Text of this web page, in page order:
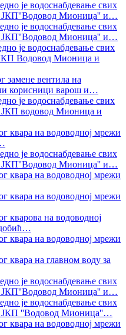
је водоснабдевање свих
ЈКП''Водовод Мионица'' и…
је водоснабдевање свих
ЈКП''Водовод Мионица'' и…
је водоснабдевање свих
Водовод Мионица и
замене вентила на
корисници варош и…
је водоснабдевање свих
ЈКП водовод Мионица и
квара на водоводној мрежи
је водоснабдевање свих
ЈКП''Водовод Мионица'' и…
квара на водоводној мрежи
квара на водоводној мрежи
кварова на водоводној
…
квара на водоводној мрежи
квара на главном воду за
је водоснабдевање свих
ЈКП''Водовод Мионица'' и…
је водоснабдевање свих
ЈКП ''Водовод Мионица''…
квара на водоводној мрежи